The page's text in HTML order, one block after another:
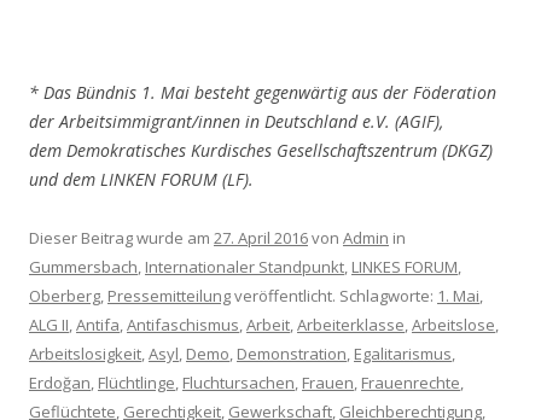
* Das Bündnis 1. Mai besteht gegenwärtig aus der Föderation
der Arbeitsimmigrant/innen in Deutschland e.V. (AGIF),
dem Demokratisches Kurdisches Gesellschaftszentrum (DKGZ)
und dem LINKEN FORUM (LF).
Dieser Beitrag wurde am 27. April 2016von Admin in
Gummersbach, Internationaler Standpunkt, LINKES FORUM,
Oberberg, Pressemitteilungveröffentlicht. Schlagworte: 1. Mai,
ALG II,Antifa,Antifaschismus,Arbeit,Arbeiterklasse,Arbeitslose,
Arbeitslosigkeit,Asyl, Demo, Demonstration, Egalitarismus,
Erdoğan, Flüchtlinge, Fluchtursachen, Frauen, Frauenrechte,
Geflüchtete, Gerechtigkeit, Gewerkschaft, Gleichberechtigung,